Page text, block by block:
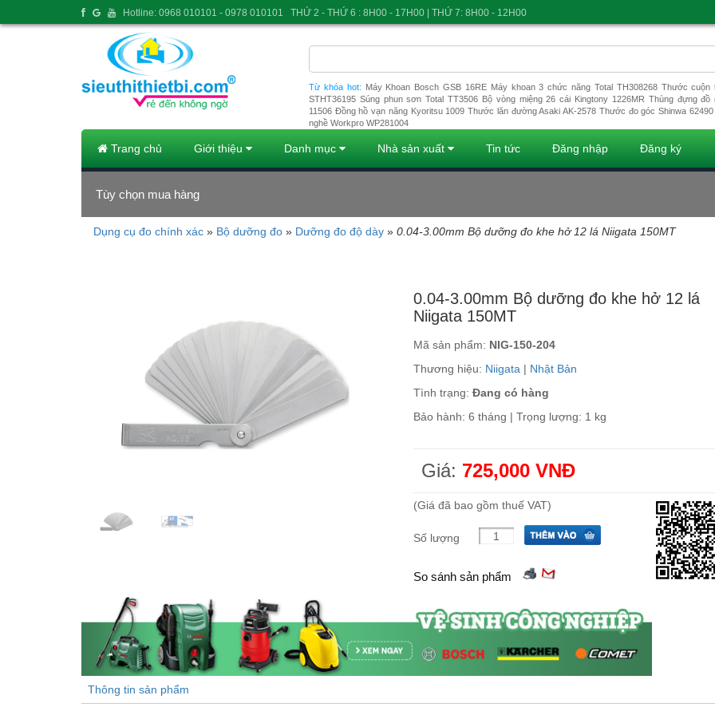
Từ khóa hot: Máy Khoan Bosch GSB 16RE Máy khoan 3 chức năng Total TH308268 Thước cuộn
STHT36195 Súng phun sơn Total TT3506 Bộ vòng miệng 26 cái Kingtony 1226MR Thùng đựng đồ
11506 Đồng hồ vạn năng Kyoritsu 1009 Thước lăn đường Asaki AK-2578 Thước đo góc Shinwa 62490
nghề Workpro WP281004
Trang chủ Giới thiệu Danh mục Nhà sản xuất Tin tức Đăng nhập Đăng ký
Tùy chọn mua hàng
Đang tải dữ liệu
Dụng cụ đo chính xác » Bộ dưỡng đo » Dưỡng đo độ dày » 0.04-3.00mm Bộ dưỡng đo khe hở 12 lá Niigata 150MT
0.04-3.00mm Bộ dưỡng đo khe hở 12 lá
Niigata 150MT
Mã sản phẩm: NIG-150-204
Thương hiệu: Niigata | Nhật Bản
Tình trạng: Đang có hàng
Bảo hành: 6 tháng | Trọng lượng: 1 kg
Giá: 725,000 VNĐ
(Giá đã bao gồm thuế VAT)
Số lượng
So sánh sản phẩm
Thông tin sản phẩm
Hotline: 0968 010101 - 0978 010101 THỨ 2 - THỨ 6 : 8H00 - 17H00 | THỨ 7: 8H00 - 12H00